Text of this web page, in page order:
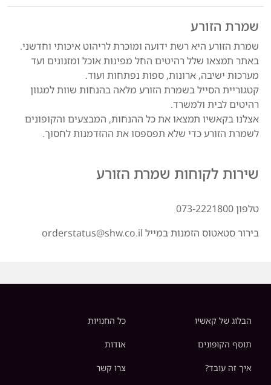
שמרת הזורע
שמרת הזורע היא רשת ידועה ומוכרת לריהוט איכותי וחדשני.
באתר תמצאו שלל רהיטים החל מפינות אוכל ומזנונים ועד
מערכות ישיבה, ארונות, ספות נפתחות ועוד.
קטגוריית הסייל בשמרת הזורע מלאה בהנחות שוות למגוון
רהיטים לבית ולמשרד.
אצלנו בקאשיו תמצאו את כל ההנחות, המבצעים והקופונים
לשמרת הזורע כדי שלא תפספסו את ההזדמנות לחסוך.
שירות לקוחות שמרת הזורע
טלפון 073-2221800
בירור סטאטוס הזמנות במייל orderstatus@shw.co.il
הבלוג של קאשיו כל החנויות
תוסף הקופונים אודות
איך זה עובד? צרו קשר